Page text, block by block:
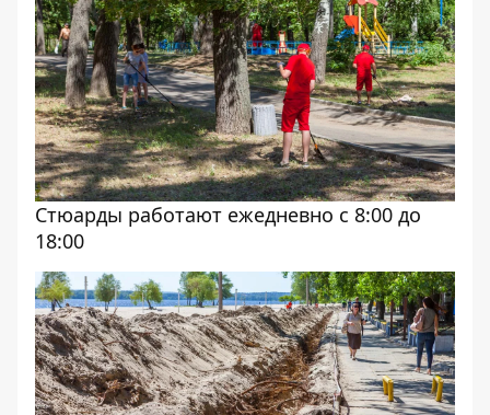
Стюарды работают ежедневно с 8:00 до
18:00